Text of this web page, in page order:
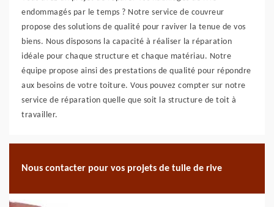
endommagés par le temps ? Notre service de couvreur
propose des solutions de qualité pour raviver la tenue de vos
biens. Nous disposons la capacité à réaliser la réparation
idéale pour chaque structure et chaque matériau. Notre
équipe propose ainsi des prestations de qualité pour répondre
aux besoins de votre toiture. Vous pouvez compter sur notre
service de réparation quelle que soit la structure de toit à
travailler.
Nous contacter pour vos projets de tuile de rive